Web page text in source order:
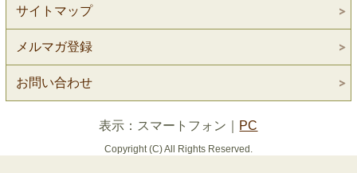
サイトマップ
メルマガ登録
お問い合わせ
表示：スマートフォン｜ PC
Copyright (C) All Rights Reserved.